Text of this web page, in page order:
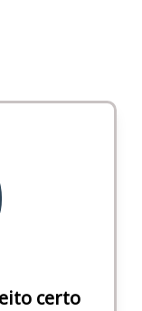
certo